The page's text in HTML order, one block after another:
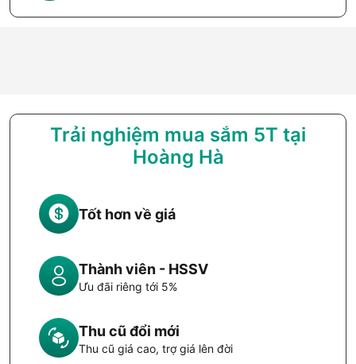
Trải nghiệm mua sắm 5T tại
Hoàng Hà
Tốt hơn về giá
Thành viên - HSSV
Ưu đãi riêng tới 5%
Thu cũ đổi mới
Thu cũ giá cao, trợ giá lên đời